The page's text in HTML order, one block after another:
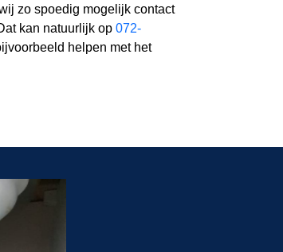
zo spoedig mogelijk contact
kan natuurlijk op 072-
helpen met het